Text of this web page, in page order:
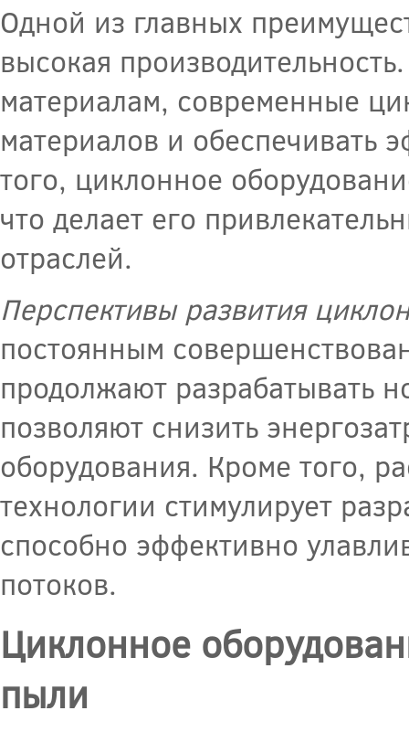
Одной из главных
высокая
материалам, современные
материалов и обеспечивать
того, циклонное
что делает его
отраслей.
Перспективы развития
постоянным
продолжают разрабатывать
позволяют снизить
оборудования. Кроме того,
технологии стимулирует
способно эффективно
потоков.
Циклонное
пыли